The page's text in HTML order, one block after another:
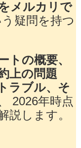
メルカリで
う疑問を持つ
トの概要、
上の問題
ラブル、そ
2026年時点
説します。